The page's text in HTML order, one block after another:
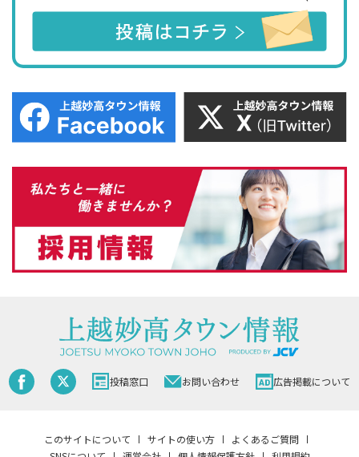
投稿窓口 お問い合わせ 広告掲載について
このサイトについて サイトの使い方
よくあるご質問